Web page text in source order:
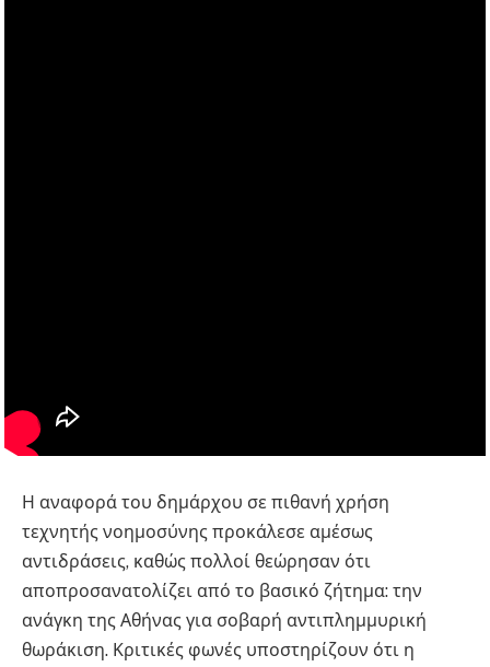
Η αναφορά του δημάρχου σε πιθανή χρήση
τεχνητής νοημοσύνης προκάλεσε αμέσως
αντιδράσεις, καθώς πολλοί θεώρησαν ότι
αποπροσανατολίζει από το βασικό ζήτημα: την
ανάγκη της Αθήνας για σοβαρή αντιπλημμυρική
θωράκιση. Κριτικές φωνές υποστηρίζουν ότι η